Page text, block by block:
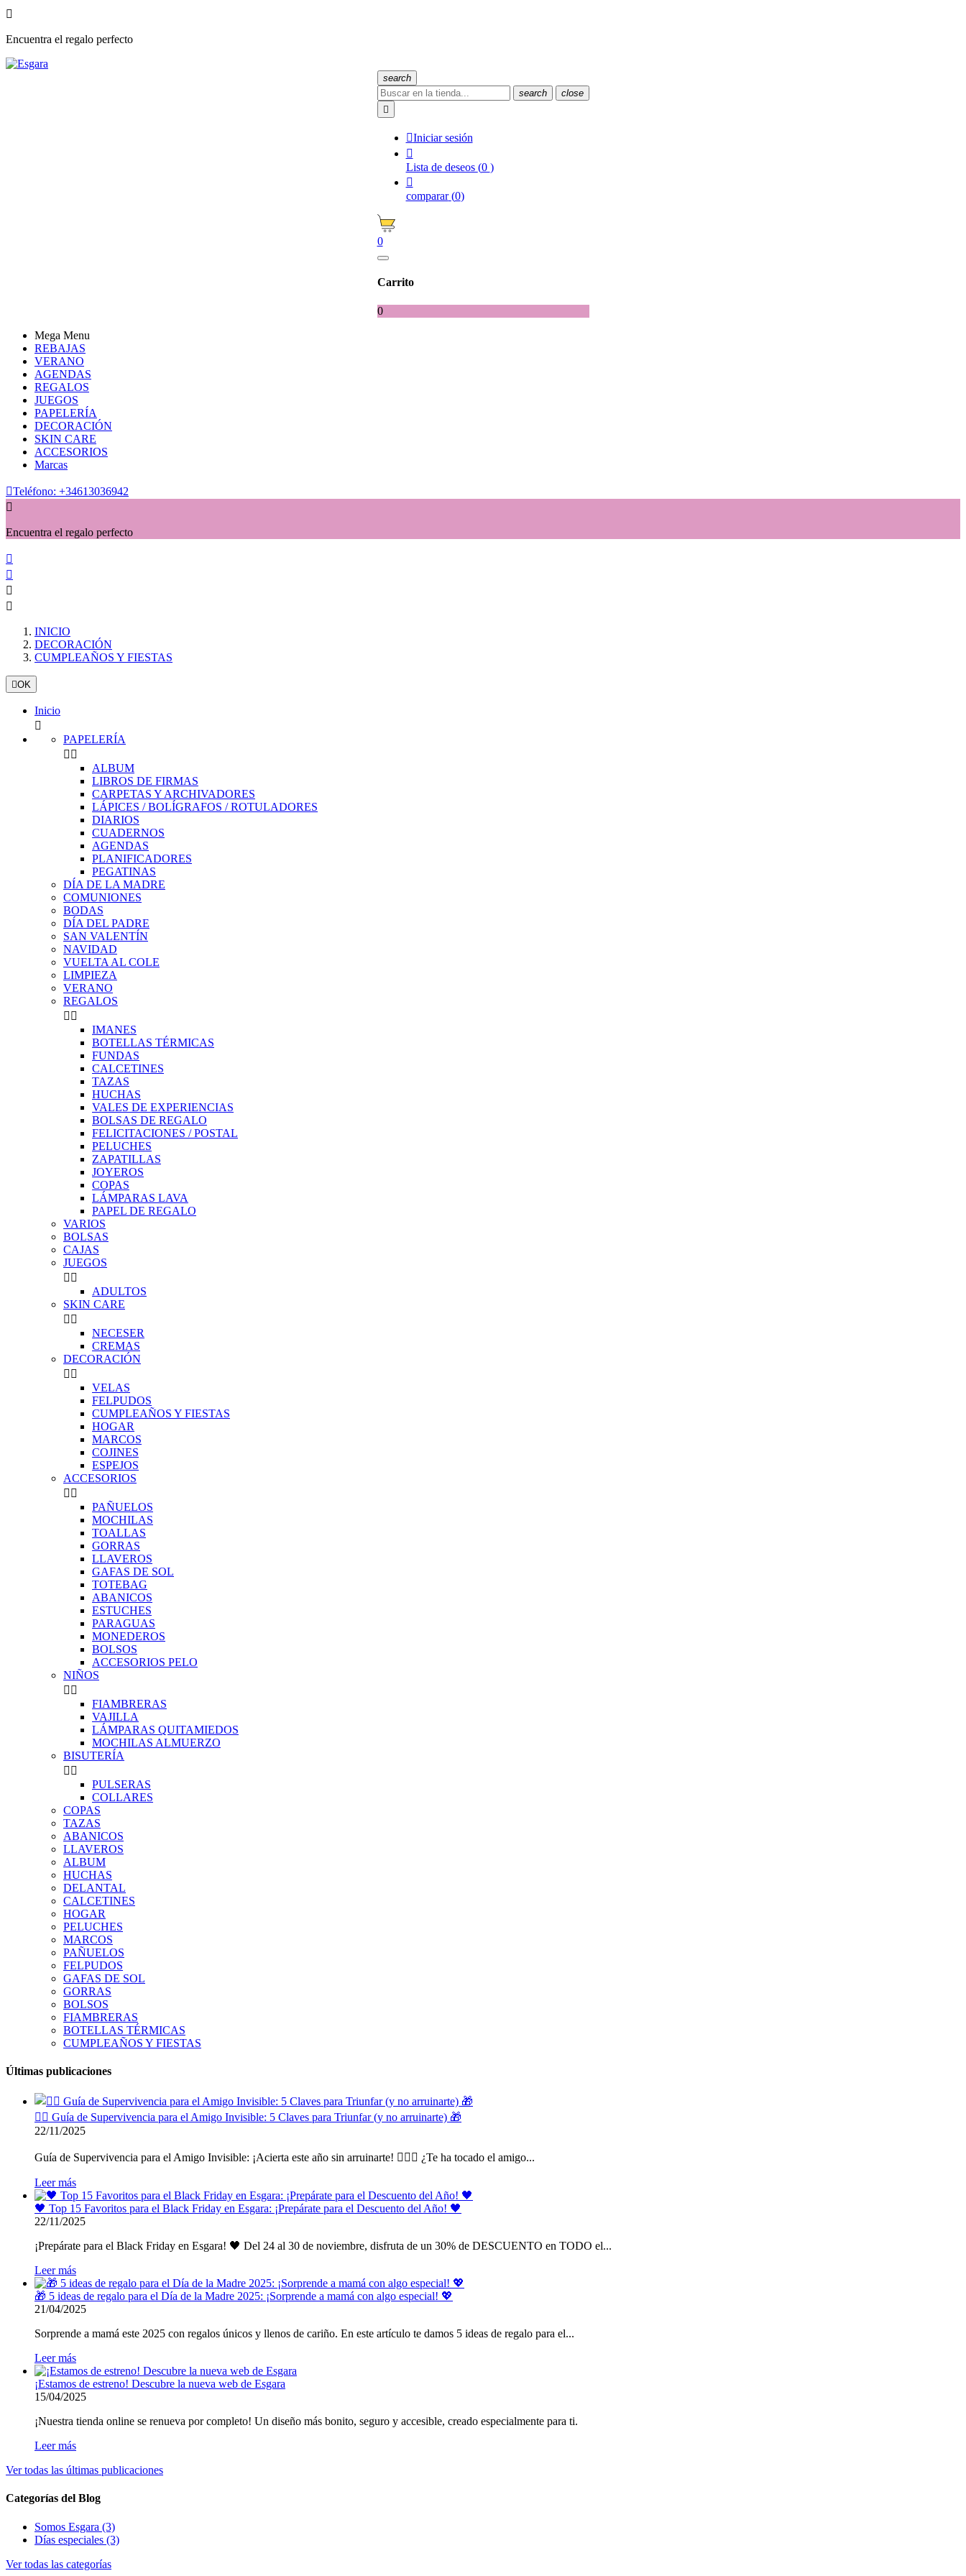

Encuentra el regalo perfecto
search
search
close

Iniciar sesión

Lista de deseos (0 )

comparar (0)
0
Carrito
0
Mega Menu
REBAJAS
VERANO
AGENDAS
REGALOS
JUEGOS
PAPELERÍA
DECORACIÓN
SKIN CARE
ACCESORIOS
Marcas
Teléfono: +34613036942

Encuentra el regalo perfecto




INICIO
DECORACIÓN
CUMPLEAÑOS Y FIESTAS
OK
Inicio

PAPELERÍA
 
ALBUM
LIBROS DE FIRMAS
CARPETAS Y ARCHIVADORES
LÁPICES / BOLÍGRAFOS / ROTULADORES
DIARIOS
CUADERNOS
AGENDAS
PLANIFICADORES
PEGATINAS
DÍA DE LA MADRE
COMUNIONES
BODAS
DÍA DEL PADRE
SAN VALENTÍN
NAVIDAD
VUELTA AL COLE
LIMPIEZA
VERANO
REGALOS
 
IMANES
BOTELLAS TÉRMICAS
FUNDAS
CALCETINES
TAZAS
HUCHAS
VALES DE EXPERIENCIAS
BOLSAS DE REGALO
FELICITACIONES / POSTAL
PELUCHES
ZAPATILLAS
JOYEROS
COPAS
LÁMPARAS LAVA
PAPEL DE REGALO
VARIOS
BOLSAS
CAJAS
JUEGOS
 
ADULTOS
SKIN CARE
 
NECESER
CREMAS
DECORACIÓN
 
VELAS
FELPUDOS
CUMPLEAÑOS Y FIESTAS
HOGAR
MARCOS
COJINES
ESPEJOS
ACCESORIOS
 
PAÑUELOS
MOCHILAS
TOALLAS
GORRAS
LLAVEROS
GAFAS DE SOL
TOTEBAG
ABANICOS
ESTUCHES
PARAGUAS
MONEDEROS
BOLSOS
ACCESORIOS PELO
NIÑOS
 
FIAMBRERAS
VAJILLA
LÁMPARAS QUITAMIEDOS
MOCHILAS ALMUERZO
BISUTERÍA
 
PULSERAS
COLLARES
COPAS
TAZAS
ABANICOS
LLAVEROS
ALBUM
HUCHAS
DELANTAL
CALCETINES
HOGAR
PELUCHES
MARCOS
PAÑUELOS
FELPUDOS
GAFAS DE SOL
GORRAS
BOLSOS
FIAMBRERAS
BOTELLAS TÉRMICAS
CUMPLEAÑOS Y FIESTAS
Últimas publicaciones
🕵️‍♂️ Guía de Supervivencia para el Amigo Invisible: 5 Claves para Triunfar (y no arruinarte) 🎁
22/11/2025
Guía de Supervivencia para el Amigo Invisible: ¡Acierta este año sin arruinarte! 🕵️‍♂️🎁 ¿Te ha tocado el amigo...
Leer más
🖤 Top 15 Favoritos para el Black Friday en Esgara: ¡Prepárate para el Descuento del Año! 🖤
22/11/2025
¡Prepárate para el Black Friday en Esgara! 🖤 Del 24 al 30 de noviembre, disfruta de un 30% de DESCUENTO en TODO el...
Leer más
🎁 5 ideas de regalo para el Día de la Madre 2025: ¡Sorprende a mamá con algo especial! 💖
21/04/2025
Sorprende a mamá este 2025 con regalos únicos y llenos de cariño. En este artículo te damos 5 ideas de regalo para el...
Leer más
¡Estamos de estreno! Descubre la nueva web de Esgara
15/04/2025
¡Nuestra tienda online se renueva por completo! Un diseño más bonito, seguro y accesible, creado especialmente para ti.
Leer más
Ver todas las últimas publicaciones
Categorías del Blog
Somos Esgara (3)
Días especiales (3)
Ver todas las categorías